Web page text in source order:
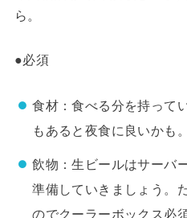
ら。
●必須
食材：食べる分を持って
もあると夜食に良いかも。
飲物：生ビールはサーバ
準備していきましょう。
のでクーラーボックス必